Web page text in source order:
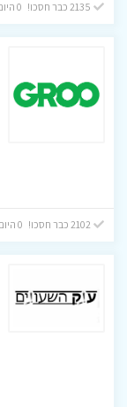
2102 כבר חסכו! 0 היום